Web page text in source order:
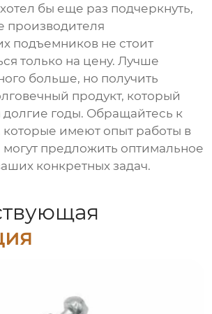
бы еще раз подчеркнуть,
производителя
подъемников не стоит
только на цену. Лучше
больше, но получить
продукт, который
годы. Обращайтесь к
которые имеют опыт работы в
могут предложить оптимальное
конкретных задач.